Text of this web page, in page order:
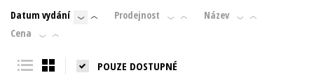
Datum vydání Prodejnost
Název
Cena
POUZE DOSTUPNÉ